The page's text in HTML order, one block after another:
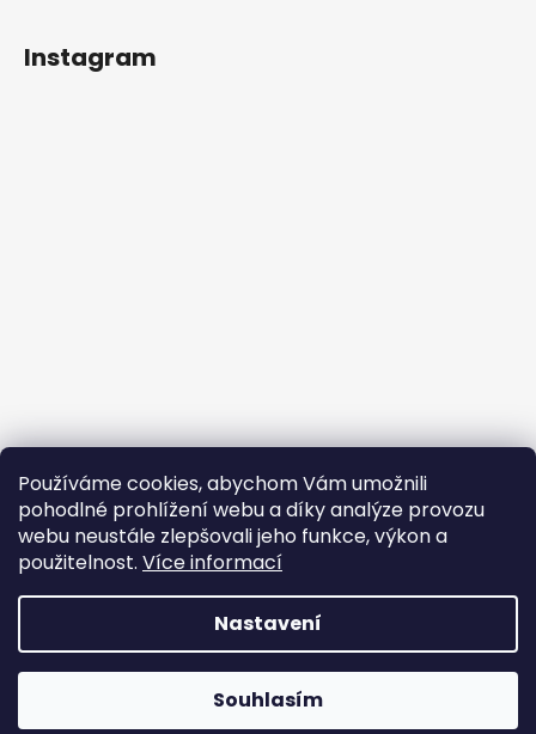
Používáme cookies, abychom Vám umožnili
pohodlné prohlížení webu a díky analýze provozu
webu neustále zlepšovali jeho funkce, výkon a
použitelnost. Více informací
Nastavení
Souhlasím
Instagram
Sledovat na Instagramu
Facebook
JEM PPF. Všechna práva vyhrazena.